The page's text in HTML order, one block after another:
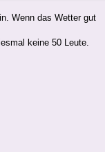
Wenn das Wetter gut
keine 50 Leute.